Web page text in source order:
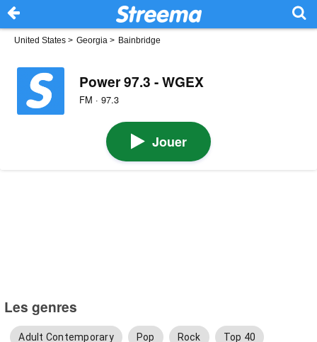
United States > Georgia > Bainbridge
Power 97.3 - WGEX
FM · 97.3
Jouer
Les genres
Adult Contemporary Pop Rock Top 40